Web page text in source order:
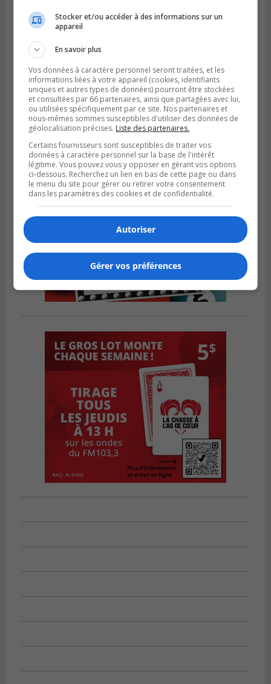
LA PRAIRIE
Publié le 4 août 2026 à 15h50
Le mur du rempart de La Prairie retrouve
sa jeunesse
Stocker et/ou accéder à des informations sur un
appareil
En savoir plus
Vos données à caractère personnel seront traitées, et les
informations liées à votre appareil (cookies, identifiants
uniques et autres types de données) pourront être stockées
et consultées par 66 partenaires, ainsi que partagées avec lui,
ou utilisées spécifiquement par ce site. Nos partenaires et
nous-mêmes sommes susceptibles d'utiliser des données de
géolocalisation précises. Liste des partenaires.
Certains fournisseurs sont susceptibles de traiter vos
données à caractère personnel sur la base de l'intérêt
légitime. Vous pouvez vous y opposer en gérant vos options
ci-dessous. Recherchez un lien en bas de cette page ou dans
le menu du site pour gérer ou retirer votre consentement
dans les paramètres des cookies et de confidentialité.
Autoriser
Gérer vos préférences